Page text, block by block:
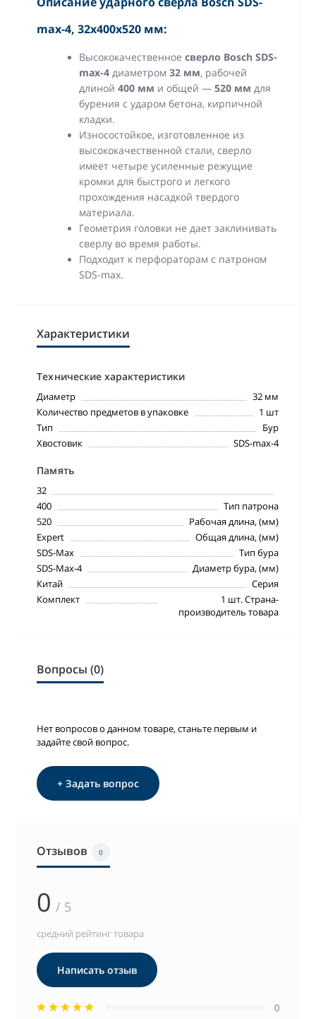
max-4, 32х400х520 мм:
Высококачественноесверло Bosch SDS-
max-4 диаметром32 мм, рабочей
длиной400 мм и общей —520 мм для
бурения с ударом бетона, кирпичной
кладки.
Износостойкое, изготовленное из
высококачественной стали, сверло
имеет четыре усиленные режущие
кромки для быстрого и легкого
прохождения насадкой твердого
материала.
Геометрия головки не дает заклинивать
сверлу во время работы.
Подходит к перфораторам с патроном
SDS-max.
Характеристики
Технические характеристики
Диаметр
32 мм
Количество предметов в упаковке
1 шт
Тип
Бур
Хвостовик
SDS-max-4
Память
32
400
Тип патрона
520
Рабочая длина, (мм)
Expert
Общая длина, (мм)
SDS-Max
Тип бура
SDS-Max-4
Диаметр бура, (мм)
Китай
Серия
Комплект
1 шт. Страна-
производитель товара
Вопросы (0)
Нет вопросов о данном товаре, станьте первым и
задайте свой вопрос.
+ Задать вопрос
Отзывов 0
0 / 5
средний рейтинг товара
Написать отзыв
0